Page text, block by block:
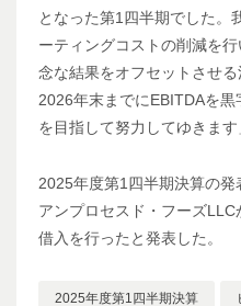
となった第1四半期でした。
ーティングコストの削減を
念な結果をオフセットさせ
2026年末までにEBITDAを
を目指して努力してゆきます
2025年度第1四半期決算の
アンプロセスド・フーズ
借入を行ったと発表した。
2025年度第1四半期決算